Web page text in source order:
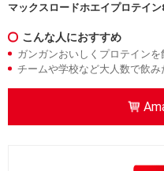
マックスロードホエイプロテイン
こんな人におすすめ
ガンガンおいしくプロテインを
チームや学校など大人数で飲み